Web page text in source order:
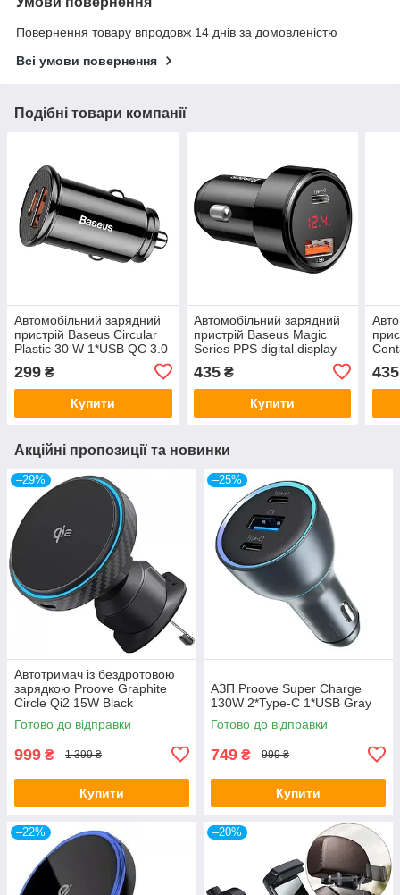
Повернення товару впродовж 14 днів за домовленістю
Всі умови повернення
Подібні товари компанії
Автомобільний зарядний
пристрій Baseus Circular
Plastic 30 W 1*USB QC 3.0
(CCALL-YS01)
299 ₴
Купити
Автомобільний зарядний
пристрій Baseus Magic
Series PPS digital display
PD3.0 45W Black
(CCMLC20C-01)
435₴
Купити
435
Акційні пропозиції та новинки
–29%
Автотримач із бездротовою
зарядкою Proove Graphite
Circle Qi2 15W Black
Готово до відправки
999 ₴ 1 399 ₴
Купити
–25%
АЗП Proove Super Charge
130W 2*Type-C 1*USB Gray
Готово до відправки
749 ₴ 999 ₴
Купити
–22% –20%